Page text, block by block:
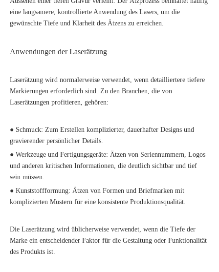
eine langsamere, kontrollierte Anwendung des Lasers, um die
gewünschte Tiefe und Klarheit des Ätzens zu erreichen.
Anwendungen der Laserätzung
Laserätzung wird normalerweise verwendet, wenn detailliertere tiefere
Markierungen erforderlich sind. Zu den Branchen, die von
Laserätzungen profitieren, gehören:
● Schmuck: Zum Erstellen komplizierter, dauerhafter Designs und
gravierender persönlicher Details.
● Werkzeuge und Fertigungsgeräte: Ätzen von Seriennummern, Logos
und anderen kritischen Informationen, die deutlich sichtbar und tief
sein müssen.
● Kunststoffformung: Ätzen von Formen und Briefmarken mit
komplizierten Mustern für eine konsistente Produktionsqualität.
Die Laserätzung wird üblicherweise verwendet, wenn die Tiefe der
Marke ein entscheidender Faktor für die Gestaltung oder Funktionalität
des Produkts ist.